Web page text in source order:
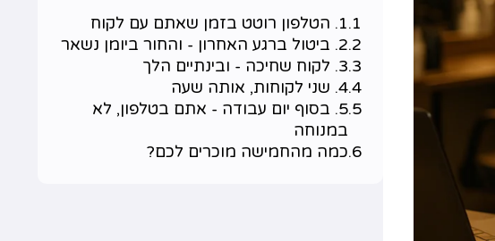
1. הטלפון רוטט בזמן שאתם עם לקוח
2. ביטול ברגע האחרון - והחור ביומן נשאר
3. לקוח שחיכה - ובינתיים הלך
4. שני לקוחות, אותה שעה
5. בסוף יום עבודה - אתם בטלפון, לא
במנוחה
כמה מהחמישה מוכרים לכם?